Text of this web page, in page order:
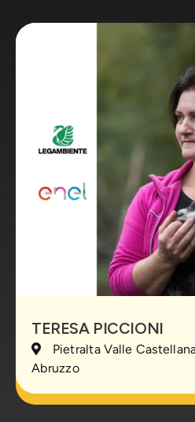
TERESA PICCIONI
Pietralta Valle
Abruzzo